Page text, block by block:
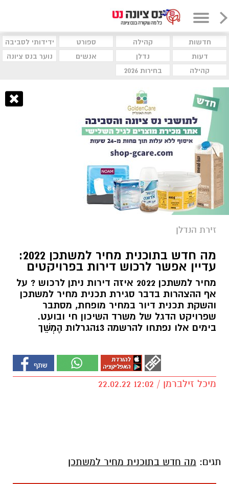
חדשות קהילה ספורט
ידידותי לסביבה
דעות
נדלן אנשים
נוער בנס ציונה
קהילה
בחירות 2026
זירת הנדלן
מה חדש בתוכנית מחיר למשתכן 2022:
עדיין אפשר לרכוש דירות בפרויקטים
מחיר למשתכן 2022 איזה דירות ניתן לרכוש ? על
אף ההצהרות בדבר סגירת תכנית מחיר למשתכן
והשקת תכנית דיור במחיר מופחת, מסתבר
שפרויקט הדגל של משרד השיכון חי ובועט.
בימים אלו נפתחו להרשמה 13הגרלות הֶמְשֵׁך
מיכל זילברמן / 12:02 22.02.22
תגים: מה חדש בתוכנית מחיר למשתכן